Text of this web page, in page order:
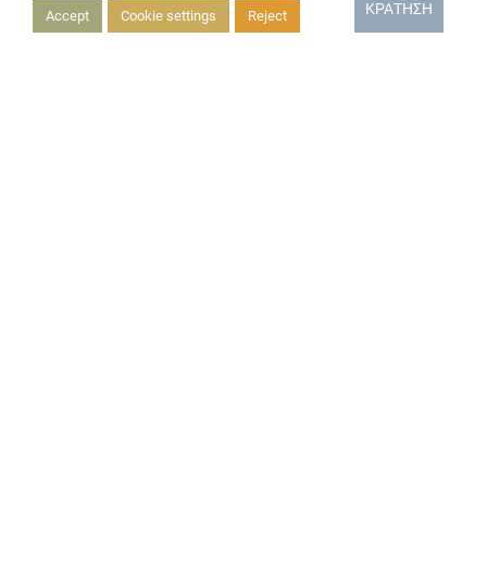
Δωμάτιο ComfortΚΡΆΤΗΣΗ
Accept Cookie settings Reject